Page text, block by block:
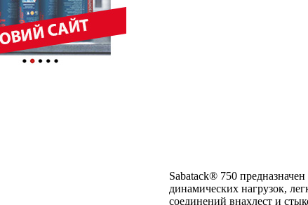
Sabatack® 750
динамических нагрузок,
соединений внахлест и